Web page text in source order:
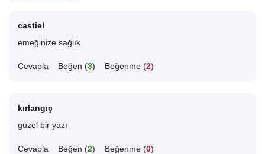
castiel
emeğinize sağlık.
Cevapla Beğen (3) Beğenme (2)
kırlangıç
güzel bir yazı
Cevapla Beğen (2) Beğenme (0)